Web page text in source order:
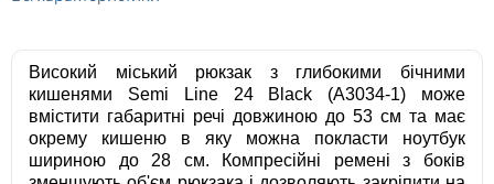
Високий міський рюкзак з глибокими бічними
кишенями Semi Line 24 Black (A3034-1) може
вмістити габаритні речі довжиною до 53 см та має
окрему кишеню в яку можна покласти ноутбук
шириною до 28 см. Компресійні ремені з боків